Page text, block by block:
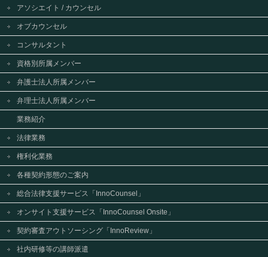
アソシエイト / カウンセル
オブカウンセル
コンサルタント
資格別所属メンバー
弁護士法人所属メンバー
弁理士法人所属メンバー
業務紹介
法律業務
権利化業務
各種契約形態のご案内
総合法律支援サービス「InnoCounsel」
オンサイト支援サービス「InnoCounsel Onsite」
契約審査アウトソーシング「InnoReview」
社内研修等の講師派遣